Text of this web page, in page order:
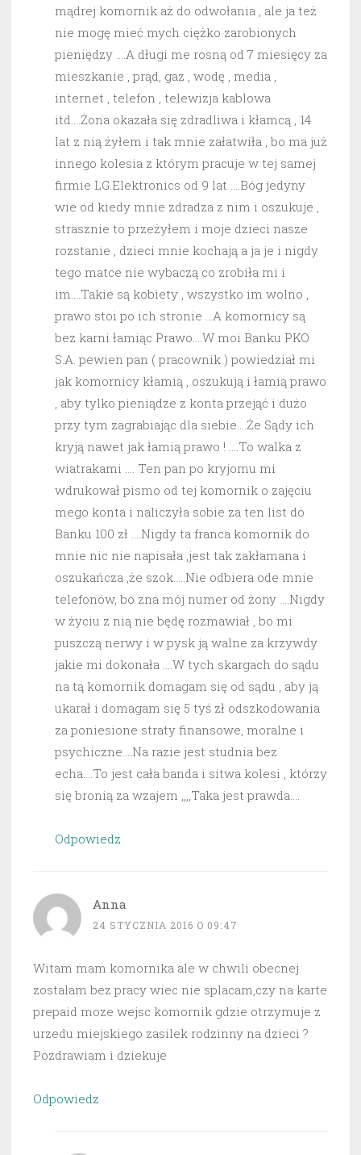
mądrej komornik aż do odwołania , ale ja też
nie mogę mieć mych ciężko zarobionych
pieniędzy ….A długi me rosną od 7 miesięcy za
mieszkanie , prąd, gaz , wodę , media ,
internet , telefon , telewizja kablowa
itd….Żona okazała się zdradliwa i kłamcą , 14
lat z nią żyłem i tak mnie załatwiła , bo ma już
innego kolesia z którym pracuje w tej samej
firmie LG.Elektronics od 9 lat ….Bóg jedyny
wie od kiedy mnie zdradza z nim i oszukuje ,
strasznie to przeżyłem i moje dzieci nasze
rozstanie , dzieci mnie kochają a ja je i nigdy
tego matce nie wybaczą co zrobiła mi i
im….Takie są kobiety , wszystko im wolno ,
prawo stoi po ich stronie …A komornicy są
bez karni łamiąc Prawo….W moi Banku PKO
S.A. pewien pan ( pracownik ) powiedział mi
jak komornicy kłamią , oszukują i łamią prawo
, aby tylko pieniądze z konta przejąć i dużo
przy tym zagrabiając dla siebie….Że Sądy ich
kryją nawet jak łamią prawo ! ….To walka z
wiatrakami …. Ten pan po kryjomu mi
wdrukował pismo od tej komornik o zajęciu
mego konta i naliczyła sobie za ten list do
Banku 100 zł ….Nigdy ta franca komornik do
mnie nic nie napisała ,jest tak zakłamana i
oszukańcza ,że szok…..Nie odbiera ode mnie
telefonów, bo zna mój numer od żony ….Nigdy
w życiu z nią nie będę rozmawiał , bo mi
puszczą nerwy i w pysk ją walne za krzywdy
jakie mi dokonała ….W tych skargach do sądu
na tą komornik domagam się od sądu , aby ją
ukarał i domagam się 5 tyś zł odszkodowania
za poniesione straty finansowe, moralne i
psychiczne….Na razie jest studnia bez
echa….To jest cała banda i sitwa kolesi , którzy
się bronią za wzajem ,,,,Taka jest prawda….
Odpowiedz
Anna
24 STYCZNIA 2016 O 09:47
Witam mam komornika ale w chwili obecnej
zostalam bez pracy wiec nie splacam,czy na karte
prepaid moze wejsc komornik gdzie otrzymuje z
urzedu miejskiego zasilek rodzinny na dzieci ?
Pozdrawiam i dziekuje
Odpowiedz